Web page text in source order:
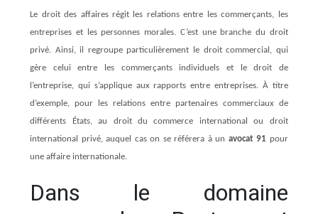
Le droit des affaires régit les relations entre les commerçants, les
entreprises et les personnes morales. C’est une branche du droit
privé. Ainsi, il regroupe particulièrement le droit commercial, qui
gère celui entre les commerçants individuels et le droit de
l’entreprise, qui s’applique aux rapports entre entreprises. À titre
d’exemple, pour les relations entre partenaires commerciaux de
différents États, au droit du commerce international ou droit
international privé, auquel cas on se référera à un avocat 91 pour
une affaire internationale.
Dans le domaine